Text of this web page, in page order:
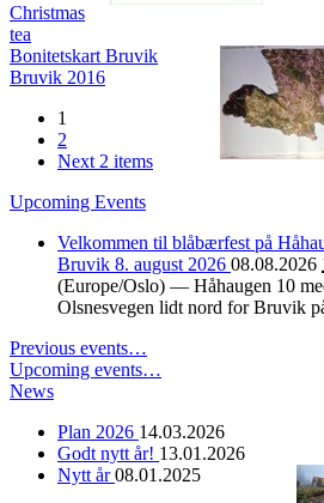
Christmas
tea
Bonitetskart Bruvik
Bruvik 2016
1
2
Next 2 items
Upcoming Events
Velkommen til blåbærfest på
Bruvik 8. august 2026 08.08.2026
(Europe/Oslo) — Håhaugen 10
Olsnesvegen lidt nord for Bruvik
Previous events…
Upcoming events…
News
Plan 2026 14.03.2026
Godt nytt år! 13.01.2026
Nytt år08.01.2025